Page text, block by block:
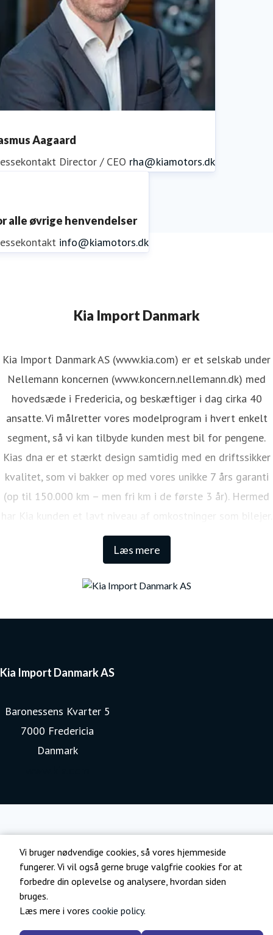
Vi bruger nødvendige cookies, så vores hjemmeside
fungerer. Vi vil også gerne bruge valgfrie cookies for at
forbedre din oplevelse og analysere, hvordan siden
bruges.
Læs mere i vores cookie policy.
Aagaard
Director / CEO rha@kiamotors.dk
alle øvrige henvendelser
info@kiamotors.dk
Kia Import Danmark
Læs mere
Kia Import Danmark AS (www.kia.com) er et selskab under
Nellemann koncernen (www.koncern.nellemann.dk) med
hovedsæde i Fredericia, og beskæftiger i dag cirka 40
ansatte. Vi målretter vores modelprogram i hvert enkelt
segment, så vi kan tilbyde kunden mest bil for pengene.
Kias dna er et stærkt design samtidig med en driftssikker
kvalitet, som vi bakker op med vores unikke 7 års garanti
(op til 150.000 km – men fri km i de første 3 år). Hermed
har Kia kunden et lavt niveau af omkostninger som bilejer.
Den lange garanti sikrer samtidig én af de højeste
restværdier i markedet.
Kia Import Danmark AS
Baronessens Kvarter 5
7000 Fredericia
Danmark